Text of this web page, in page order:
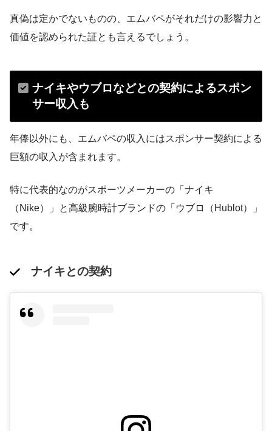
真偽は定かでないものの、エムバペがそれだけの影響力と
価値を認められた証とも言えるでしょう。
ナイキやウブロなどとの契約によるスポン
サー収入も
年俸以外にも、エムバペの収入にはスポンサー契約による
巨額の収入が含まれます。
特に代表的なのがスポーツメーカーの「ナイキ
（Nike）」と高級腕時計ブランドの「ウブロ（Hublot）」
です。
ナイキとの契約